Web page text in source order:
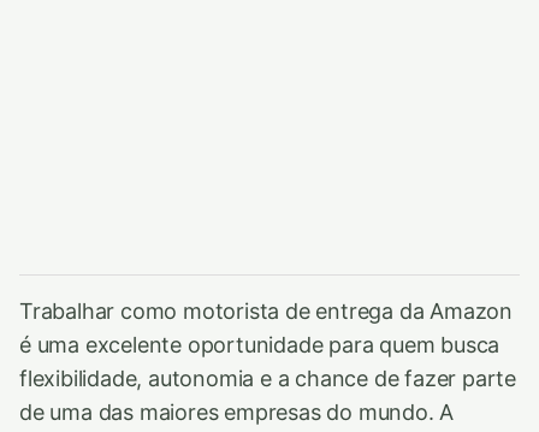
Trabalhar como motorista de entrega da Amazon
é uma excelente oportunidade para quem busca
flexibilidade, autonomia e a chance de fazer parte
de uma das maiores empresas do mundo. A